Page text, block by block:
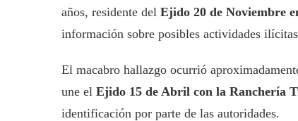
años, residente del Ejido 20 de Noviembre
información sobre posibles actividades
El macabro hallazgo ocurrió
une el Ejido 15 de Abril con la Ranchería
identificación por parte de las autoridades.